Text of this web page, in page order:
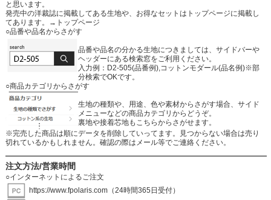
と思います。
発売中の洋裁誌に掲載してある生地や、お得なセットはトップページに掲載し
てあります。
→トップページ
○品番や品名からさがす
品番や品名の分かる生地につきましては、サイドバーや
ヘッダーにある検索窓をご利用ください。
入力例：D2-505(品番例),コットンモダール(品名例)※部
分検索でOKです。
○商品カテゴリからさがす
生地の種類や、用途、色や素材からさがす場合、サイド
メニューなどの商品カテゴリからどうぞ。
裏地や接着芯地もこちらからさがせます。
※完売した商品は順にデータを削除していってます。見つからない場合は売り
切れているかもしれません。確認の際はメール等でご連絡ください。
注文方法/営業時間
○インターネットによるご注文
https://www.fpolaris.com（24時間365日受付）